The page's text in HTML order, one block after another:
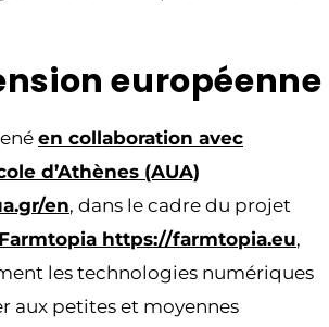
européenne
en collaboration avec
d’Athènes (AUA)
en, dans le cadre du projet
https://farmtopia.eu,
les technologies numériques
aux petites et moyennes